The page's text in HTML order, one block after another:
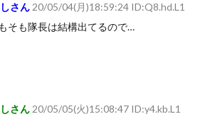
さん 20/05/04(月)18:59:24 ID:Q8.hd.L1
そも隊長は結構出てるので…
さん 20/05/05(火)15:08:47 ID:y4.kb.L1